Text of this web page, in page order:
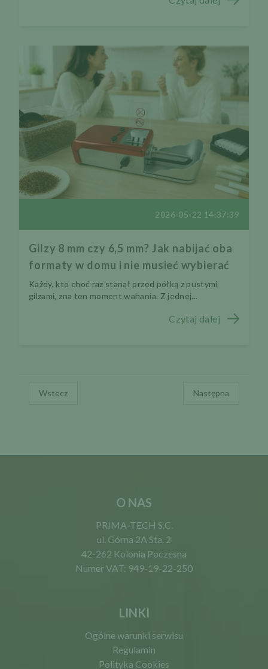
2026-05-22 14:37:39
Gilzy 8 mm czy 6,5 mm? Jak nabijać oba
formaty w domu i nie musieć wybierać
Każdy, kto choć raz stanął przed półką z pustymi
gilzami, zna ten moment wahania. Z jednej...
Czytaj dalej
Wstecz Następna
O NAS
PRIMA-TECH S.C.
ul. Górna 2A Sta. 2
42-262 Kolonia Poczesna
Numer VAT: 949-19-22-250
LINKI
Ogólne warunki serwisu
Regulamin
Polityka Cookies